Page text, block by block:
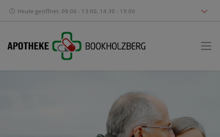
Heute geöffnet: 08:00 - 13:00, 14:30 - 19:00